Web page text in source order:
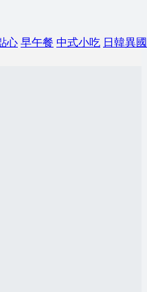
心早午餐 中式小吃 日韓異國